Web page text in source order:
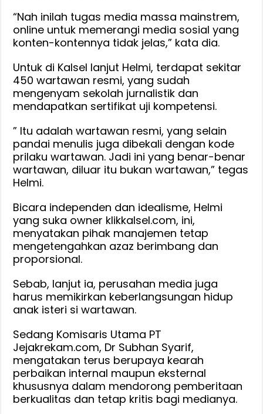
“Nah inilah tugas media massa mainstrem,
online untuk memerangi media sosial yang
konten-kontennya tidak jelas,” kata dia.
Untuk di Kalsel lanjut Helmi, terdapat sekitar
450 wartawan resmi, yang sudah
mengenyam sekolah jurnalistik dan
mendapatkan sertifikat uji kompetensi.
” Itu adalah wartawan resmi, yang selain
pandai menulis juga dibekali dengan kode
prilaku wartawan. Jadi ini yang benar-benar
wartawan, diluar itu bukan wartawan,” tegas
Helmi.
Bicara independen dan idealisme, Helmi
yang suka owner klikkalsel.com, ini,
menyatakan pihak manajemen tetap
mengetengahkan azaz berimbang dan
proporsional.
Sebab, lanjut ia, perusahan media juga
harus memikirkan keberlangsungan hidup
anak isteri si wartawan.
Sedang Komisaris Utama PT
Jejakrekam.com, Dr Subhan Syarif,
mengatakan terus berupaya kearah
perbaikan internal maupun eksternal
khususnya dalam mendorong pemberitaan
berkualitas dan tetap kritis bagi medianya.